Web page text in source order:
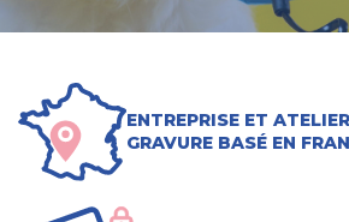
ENTREPRISE ET
GRAVURE BASÉ EN